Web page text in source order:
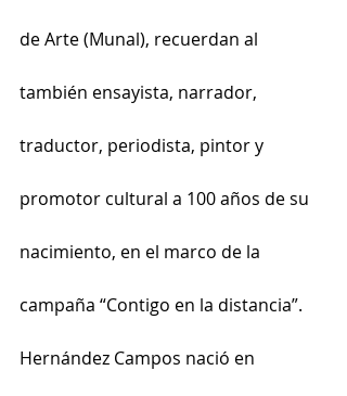
de Arte (Munal), recuerdan al
también ensayista, narrador,
traductor, periodista, pintor y
promotor cultural a 100 años de su
nacimiento, en el marco de la
campaña “Contigo en la distancia”.
Hernández Campos nació en